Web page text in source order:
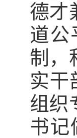
德才
道公
制，
实干
组织
书记